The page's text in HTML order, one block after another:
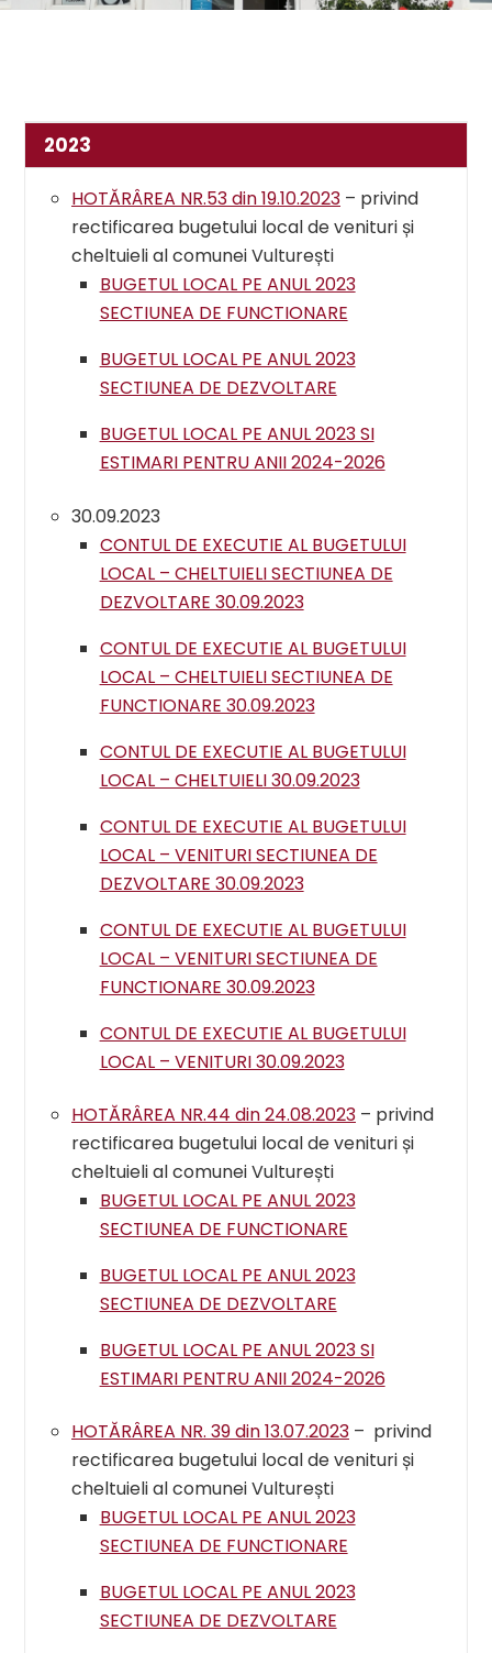
2023
HOTĂRÂREA NR.53 din 19.10.2023 – privind
rectificarea bugetului local de venituri și
cheltuieli al comunei Vulturești
BUGETUL LOCAL PE ANUL 2023
SECTIUNEA DE FUNCTIONARE
BUGETUL LOCAL PE ANUL 2023
SECTIUNEA DE DEZVOLTARE
BUGETUL LOCAL PE ANUL 2023 SI
ESTIMARI PENTRU ANII 2024-2026
30.09.2023
CONTUL DE EXECUTIE AL BUGETULUI
LOCAL – CHELTUIELI SECTIUNEA DE
DEZVOLTARE 30.09.2023
CONTUL DE EXECUTIE AL BUGETULUI
LOCAL – CHELTUIELI SECTIUNEA DE
FUNCTIONARE 30.09.2023
CONTUL DE EXECUTIE AL BUGETULUI
LOCAL – CHELTUIELI 30.09.2023
CONTUL DE EXECUTIE AL BUGETULUI
LOCAL – VENITURI SECTIUNEA DE
DEZVOLTARE 30.09.2023
CONTUL DE EXECUTIE AL BUGETULUI
LOCAL – VENITURI SECTIUNEA DE
FUNCTIONARE 30.09.2023
CONTUL DE EXECUTIE AL BUGETULUI
LOCAL – VENITURI 30.09.2023
HOTĂRÂREA NR.44 din 24.08.2023 – privind
rectificarea bugetului local de venituri și
cheltuieli al comunei Vulturești
BUGETUL LOCAL PE ANUL 2023
SECTIUNEA DE FUNCTIONARE
BUGETUL LOCAL PE ANUL 2023
SECTIUNEA DE DEZVOLTARE
BUGETUL LOCAL PE ANUL 2023 SI
ESTIMARI PENTRU ANII 2024-2026
HOTĂRÂREA NR. 39 din 13.07.2023 – privind
rectificarea bugetului local de venituri și
cheltuieli al comunei Vulturești
BUGETUL LOCAL PE ANUL 2023
SECTIUNEA DE FUNCTIONARE
BUGETUL LOCAL PE ANUL 2023
SECTIUNEA DE DEZVOLTARE